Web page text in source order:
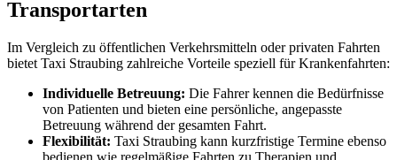
Transportarten
Im Vergleich zu öffentlichen Verkehrsmitteln oder privaten Fahrten
bietet Taxi Straubing zahlreiche Vorteile speziell für Krankenfahrten:
Individuelle Betreuung: Die Fahrer kennen die Bedürfnisse
von Patienten und bieten eine persönliche, angepasste
Betreuung während der gesamten Fahrt.
Flexibilität: Taxi Straubing kann kurzfristige Termine ebenso